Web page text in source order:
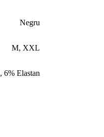
Negru
M, XXL
, 6% Elastan